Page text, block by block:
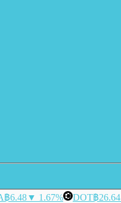
฿6.48▼ 1.67% DOT฿26.64